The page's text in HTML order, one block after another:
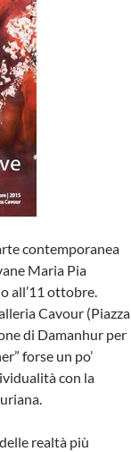
contemporanea
Maria Pia
all’11 ottobre.
Cavour (Piazza
di Damanhur per
forse un po’
con la
realtà più